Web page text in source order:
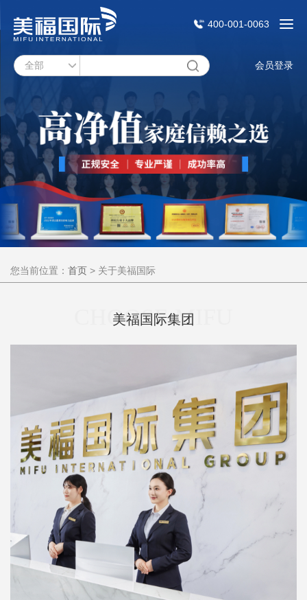
400-001-0063
会员登录
您当前位置： 首页 > 关于美福国际
CHOOSE MIFU
美福国际集团